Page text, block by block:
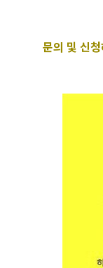
문의 및 신